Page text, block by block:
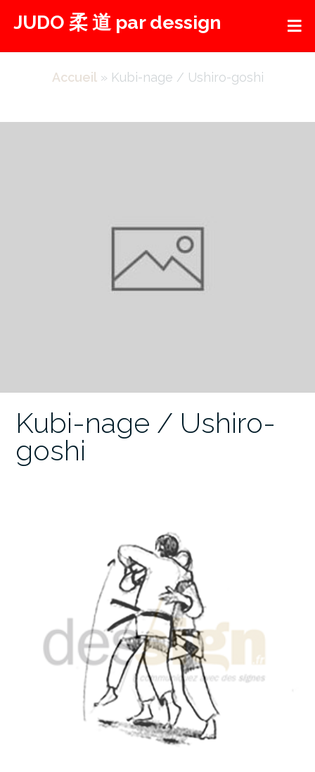
JUDO 柔 道 par dessign
Accueil» Kubi-nage / Ushiro-goshi
Kubi-nage / Ushiro-
goshi